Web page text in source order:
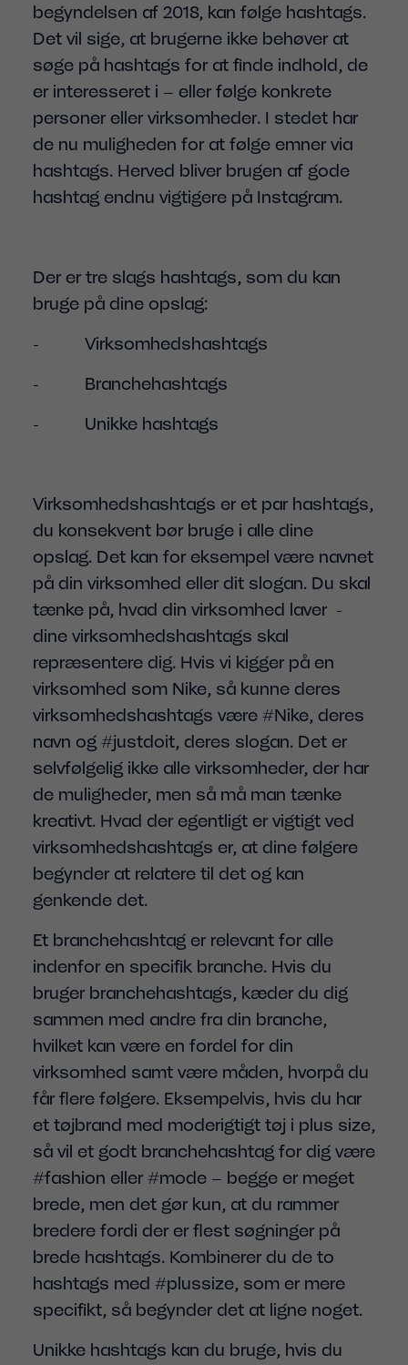
begyndelsen af 2018, kan følge hashtags.
Det vil sige, at brugerne ikke behøver at
søge på hashtags for at finde indhold, de
er interesseret i – eller følge konkrete
personer eller virksomheder. I stedet har
de nu muligheden for at følge emner via
hashtags. Herved bliver brugen af gode
hashtag endnu vigtigere på Instagram.
Der er tre slags hashtags, som du kan
bruge på dine opslag:
- Virksomhedshashtags
- Branchehashtags
- Unikke hashtags
Virksomhedshashtags er et par hashtags,
du konsekvent bør bruge i alle dine
opslag. Det kan for eksempel være navnet
på din virksomhed eller dit slogan. Du skal
tænke på, hvad din virksomhed laver -
dine virksomhedshashtags skal
repræsentere dig. Hvis vi kigger på en
virksomhed som Nike, så kunne deres
virksomhedshashtags være #Nike, deres
navn og #justdoit, deres slogan. Det er
selvfølgelig ikke alle virksomheder, der har
de muligheder, men så må man tænke
kreativt. Hvad der egentligt er vigtigt ved
virksomhedshashtags er, at dine følgere
begynder at relatere til det og kan
genkende det.
Et branchehashtag er relevant for alle
indenfor en specifik branche. Hvis du
bruger branchehashtags, kæder du dig
sammen med andre fra din branche,
hvilket kan være en fordel for din
virksomhed samt være måden, hvorpå du
får flere følgere. Eksempelvis, hvis du har
et tøjbrand med moderigtigt tøj i plus size,
så vil et godt branchehashtag for dig være
#fashion eller #mode – begge er meget
brede, men det gør kun, at du rammer
bredere fordi der er flest søgninger på
brede hashtags. Kombinerer du de to
hashtags med #plussize, som er mere
specifikt, så begynder det at ligne noget.
Unikke hashtags kan du bruge, hvis du